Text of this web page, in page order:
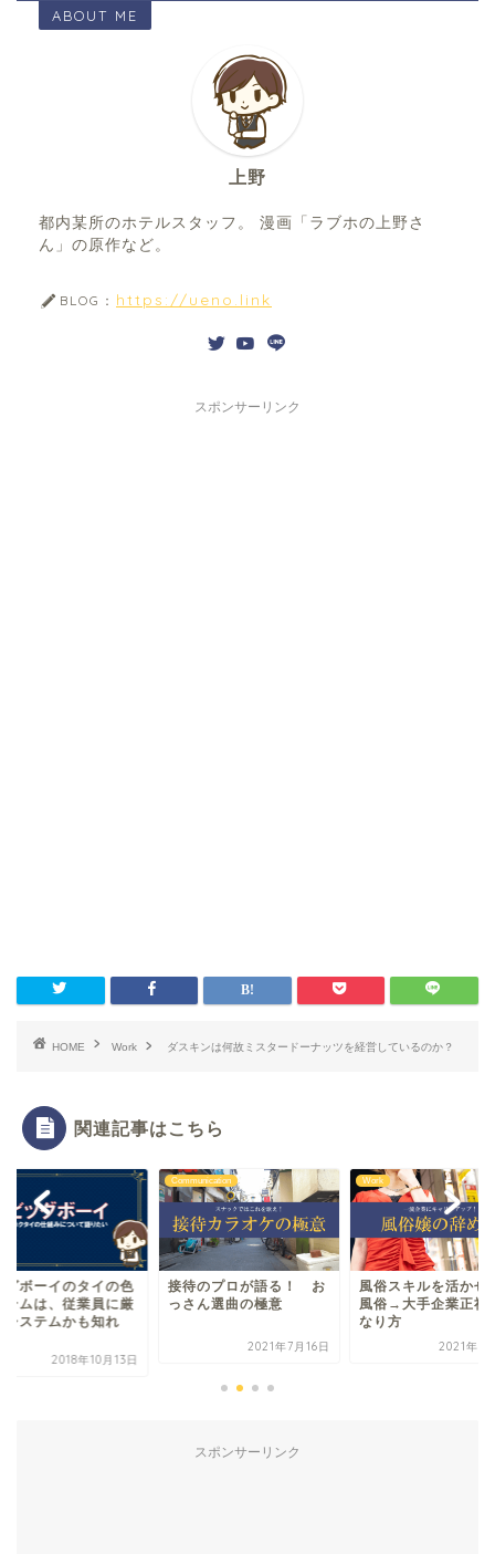
ABOUT ME
上野
都内某所のホテルスタッフ。 漫画「ラブホの上野さ
ん」の原作など。
BLOG： https://ueno.link
スポンサーリンク
HOME Work ダスキンは何故ミスタードーナッツを経営しているのか？
関連記事はこちら
のプロが語る！ お
ん選曲の極意
Work
風俗スキルを活かせ？｜
風俗→大手企業正社員の
2021年7月16日
Work
LINE PAYを普及さ
方法を考えよう
2018年11
スポンサーリンク